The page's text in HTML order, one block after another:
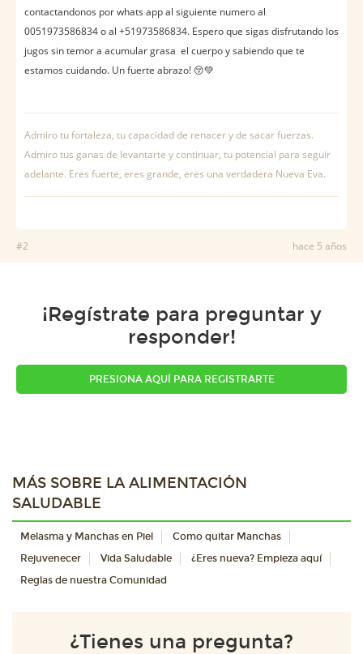
contactandonos por whats app al siguiente numero al
0051973586834 o al +51973586834. Espero que sigas disfrutando los
jugos sin temor a acumular grasa el cuerpo y sabiendo que te
estamos cuidando. Un fuerte abrazo! 😚💚
Admiro tu fortaleza, tu capacidad de renacer y de sacar fuerzas.
Admiro tus ganas de levantarte y continuar, tu potencial para seguir
adelante. Eres fuerte, eres grande, eres una verdadera Nueva Eva.
#2 hace 5 años
¡Regístrate para preguntar y
responder!
PRESIONA AQUÍ PARA REGISTRARTE
MÁS SOBRE LA ALIMENTACIÓN
SALUDABLE
Melasma y Manchas en Piel
Como quitar Manchas
Rejuvenecer
Vida Saludable
¿Eres nueva? Empieza aquí
Reglas de nuestra Comunidad
¿Tienes una pregunta?